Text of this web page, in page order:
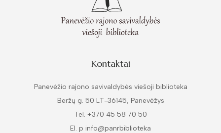
Kontaktai
Panevėžio rajono savivaldybės viešoji biblioteka
Beržų g. 50 LT-36145, Panevėžys
Tel. +370 45 58 70 50
El. p info@panrbiblioteka